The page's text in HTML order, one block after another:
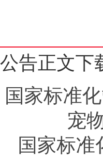
公告正文下
国家标准
宠
国家标